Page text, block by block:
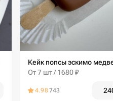
От 7 шт / 1680 ₽
4.98743